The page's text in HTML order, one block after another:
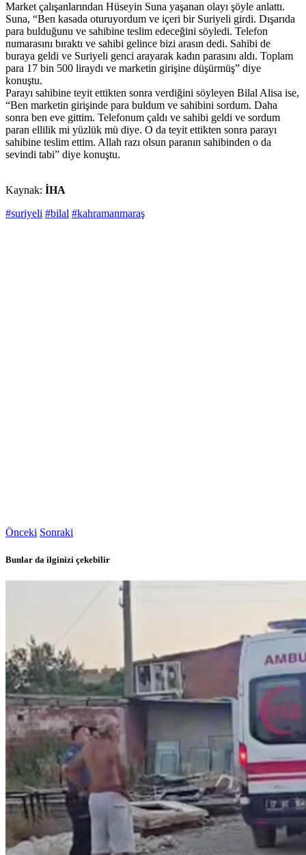
Market çalışanlarından Hüseyin Suna yaşanan olayı şöyle anlattı.
Suna, “Ben kasada oturuyordum ve içeri bir Suriyeli girdi. Dışarıda
para bulduğunu ve sahibine teslim edeceğini söyledi. Telefon
numarasını bıraktı ve sahibi gelince bizi arasın dedi. Sahibi de
buraya geldi ve Suriyeli genci arayarak kadın parasını aldı. Toplam
para 17 bin 500 liraydı ve marketin girişine düşürmüş” diye
konuştu.
Parayı sahibine teyit ettikten sonra verdiğini söyleyen Bilal Alisa ise,
“Ben marketin girişinde para buldum ve sahibini sordum. Daha
sonra ben eve gittim. Telefonum çaldı ve sahibi geldi ve sordum
paran ellilik mi yüzlük mü diye. O da teyit ettikten sonra parayı
sahibine teslim ettim. Allah razı olsun paranın sahibinden o da
sevindi tabi” diye konuştu.
Kaynak: İHA
#suriyeli #bilal #kahramanmaraş
Önceki Sonraki
Bunlar da ilginizi çekebilir